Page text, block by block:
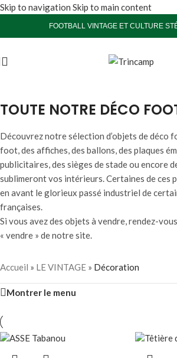
Skip to navigation Skip to main content
FOOTBALL VINTAGE ET CULTURE
TOUTE NOTRE DÉCO
Découvrez notre sélection d’objets de déco
foot, des affiches, des ballons, des plaques
publicitaires, des sièges de stade ou encore
sublimeront vos intérieurs. Certaines de ces
en avant le glorieux passé industriel de
françaises.
Si vous avez des objets à vendre, rendez-
« vendre » de notre site.
Accueil » LE VINTAGE » Décoration
Montrer le menu